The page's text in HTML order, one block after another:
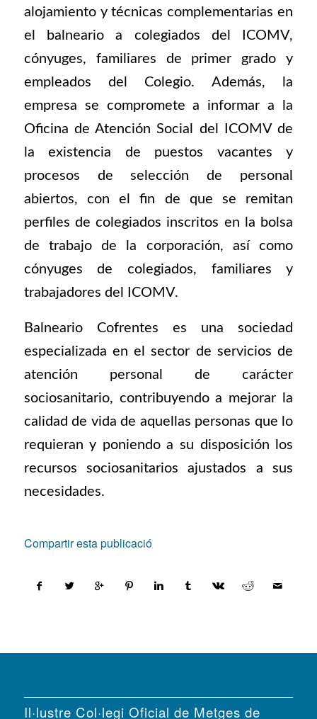
alojamiento y técnicas complementarias en
el balneario a colegiados del ICOMV,
cónyuges, familiares de primer grado y
empleados del Colegio. Además, la
empresa se compromete a informar a la
Oficina de Atención Social del ICOMV de
la existencia de puestos vacantes y
procesos de selección de personal
abiertos, con el fin de que se remitan
perfiles de colegiados inscritos en la bolsa
de trabajo de la corporación, así como
cónyuges de colegiados, familiares y
trabajadores del ICOMV.
Balneario Cofrentes es una sociedad
especializada en el sector de servicios de
atención personal de carácter
sociosanitario, contribuyendo a mejorar la
calidad de vida de aquellas personas que lo
requieran y poniendo a su disposición los
recursos sociosanitarios ajustados a sus
necesidades.
Compartir esta publicació
Il·lustre Col·legi Oficial de Metges de